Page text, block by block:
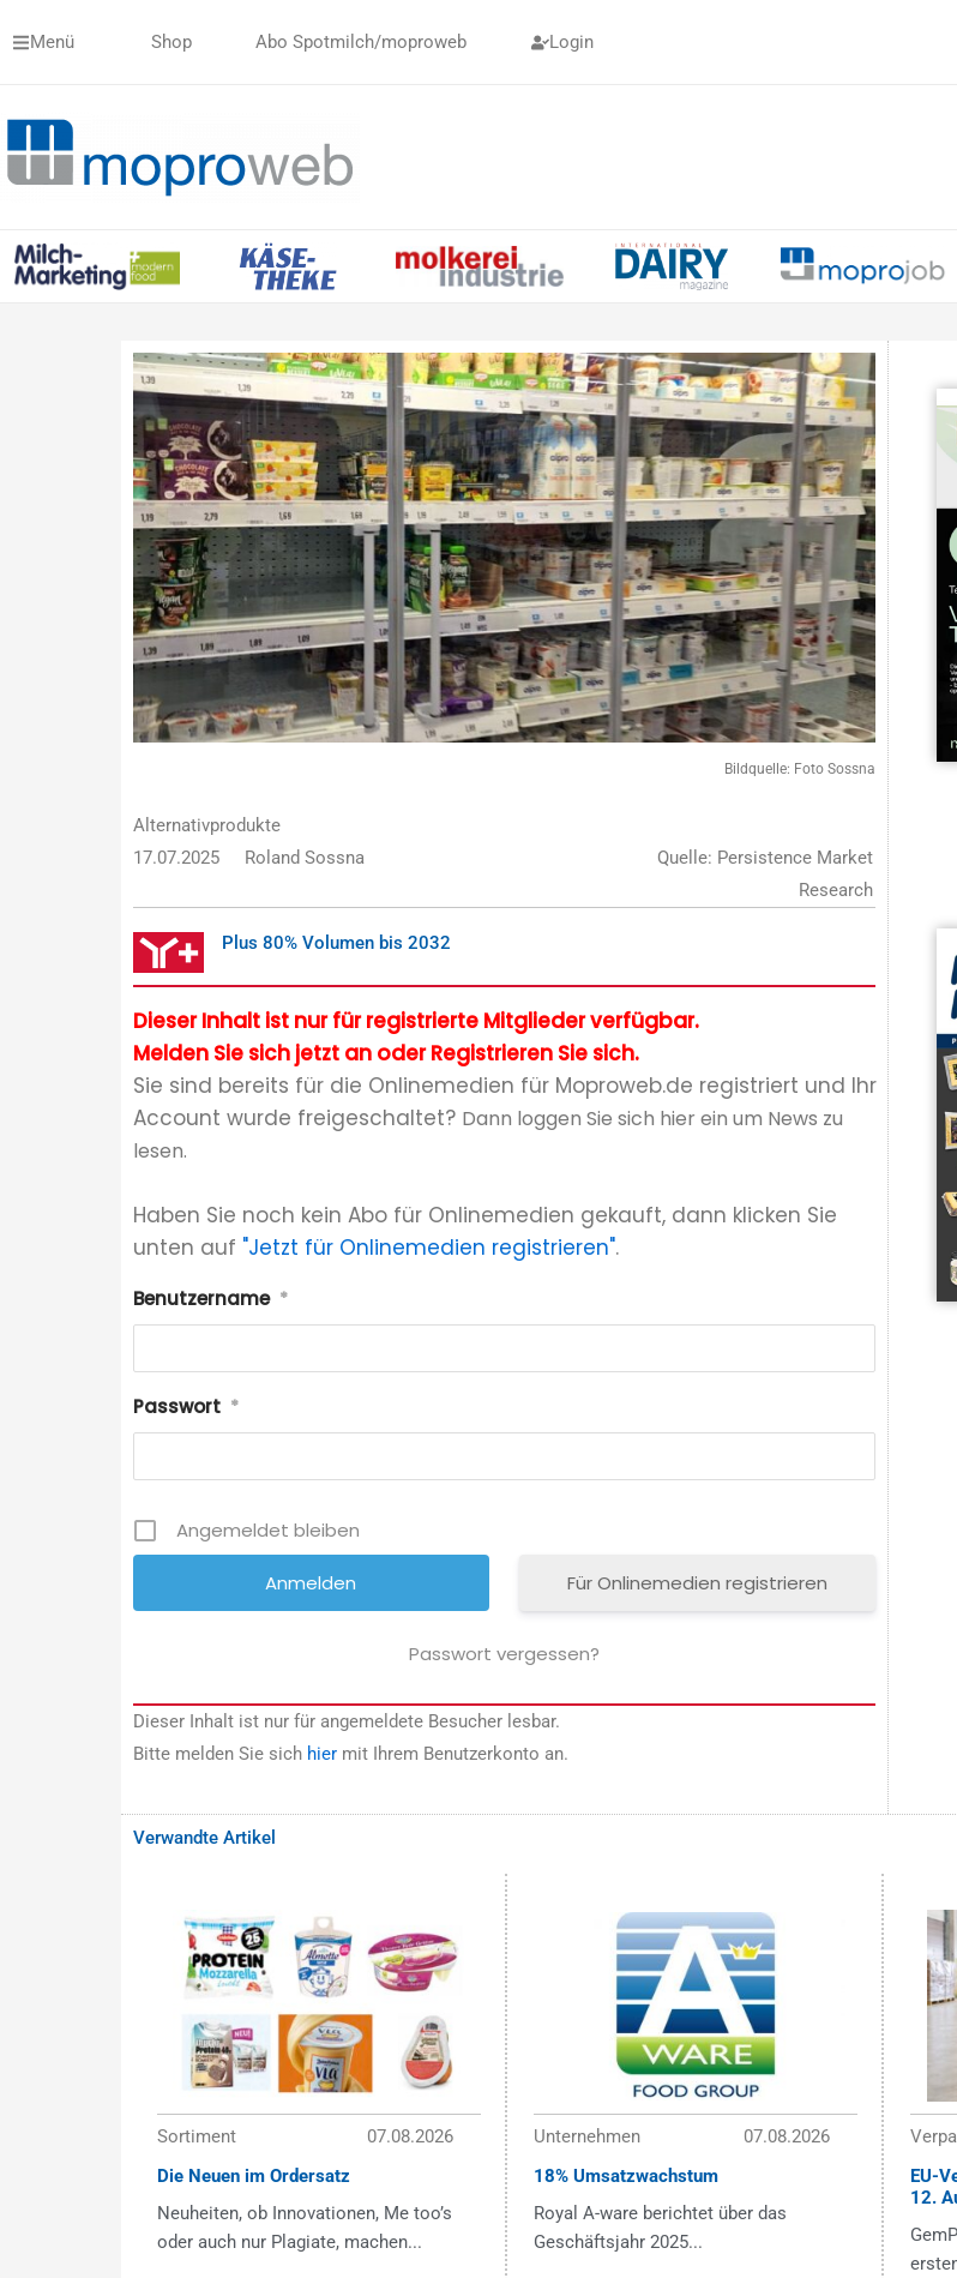
InhaltMenü Shop Abo Spotmilch/moproweb Login
Bildquelle: Foto Sossna
Alternativprodukte
17.07.2025
Roland Sossna
Quelle: Persistence Market
Research
Plus 80% Volumen bis 2032
Dieser Inhalt ist nur für registrierte Mitglieder verfügbar.
Melden Sie sich jetzt an oder Registrieren Sie sich.
Sie sind bereits für die Onlinemedien für Moproweb.de registriert und Ihr
Account wurde freigeschaltet? Dann loggen Sie sich hier ein um News zu
lesen.
Haben Sie noch kein Abo für Onlinemedien gekauft, dann klicken Sie
unten auf "Jetzt für Onlinemedien registrieren".
Benutzername *
Passwort *
Angemeldet bleiben
Für Onlinemedien registrieren
Passwort vergessen?
Dieser Inhalt ist nur für angemeldete Besucher lesbar.
Bitte melden Sie sich hiermit Ihrem Benutzerkonto an.
Verwandte Artikel
Sortiment
07.08.2026
Die Neuen im Ordersatz
Neuheiten, ob Innovationen, Me too’s
oder auch nur Plagiate, machen...
Unternehmen
07.08.2026
18% Umsatzwachstum
Royal A-ware berichtet über das
Geschäftsjahr 2025...
EU-
12.